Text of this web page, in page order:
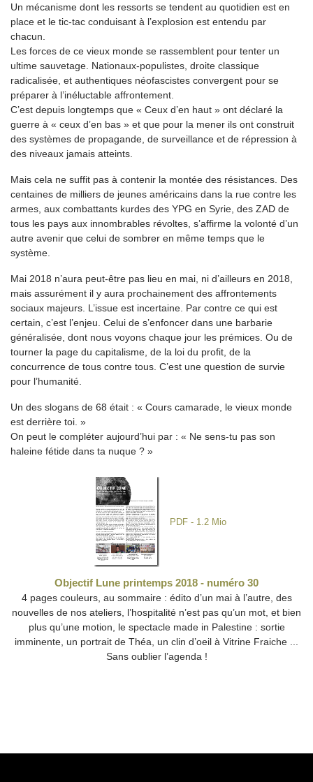
Un mécanisme dont les ressorts se tendent au quotidien est en
place et le tic-tac conduisant à l’explosion est entendu par
chacun.
Les forces de ce vieux monde se rassemblent pour tenter un
ultime sauvetage. Nationaux-populistes, droite classique
radicalisée, et authentiques néofascistes convergent pour se
préparer à l’inéluctable affrontement.
C’est depuis longtemps que « Ceux d’en haut » ont déclaré la
guerre à « ceux d’en bas » et que pour la mener ils ont construit
des systèmes de propagande, de surveillance et de répression à
des niveaux jamais atteints.
Mais cela ne suffit pas à contenir la montée des résistances. Des
centaines de milliers de jeunes américains dans la rue contre les
armes, aux combattants kurdes des YPG en Syrie, des ZAD de
tous les pays aux innombrables révoltes, s’affirme la volonté d’un
autre avenir que celui de sombrer en même temps que le
système.
Mai 2018 n’aura peut-être pas lieu en mai, ni d’ailleurs en 2018,
mais assurément il y aura prochainement des affrontements
sociaux majeurs. L’issue est incertaine. Par contre ce qui est
certain, c’est l’enjeu. Celui de s’enfoncer dans une barbarie
généralisée, dont nous voyons chaque jour les prémices. Ou de
tourner la page du capitalisme, de la loi du profit, de la
concurrence de tous contre tous. C’est une question de survie
pour l’humanité.
Un des slogans de 68 était : « Cours camarade, le vieux monde
est derrière toi. »
On peut le compléter aujourd’hui par : « Ne sens-tu pas son
haleine fétide dans ta nuque ? »
PDF - 1.2 Mio
Objectif Lune printemps 2018 - numéro 30
4 pages couleurs, au sommaire : édito d’un mai à l’autre, des
nouvelles de nos ateliers, l’hospitalité n’est pas qu’un mot, et bien
plus qu’une motion, le spectacle made in Palestine : sortie
imminente, un portrait de Théa, un clin d’oeil à Vitrine Fraiche ...
Sans oublier l’agenda !